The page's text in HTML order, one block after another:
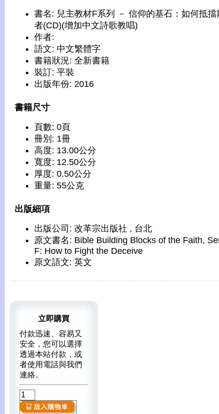
書名: 兒主教材F系列 － 信仰的基石：如何抵擋
者(CD)(增加中文詩歌教唱)
作者:
語文: 中文繁體字
書籍狀況: 全新書籍
裝訂: 平裝
出版年份: 2016
書籍尺寸
頁數: 0頁
冊別: 1冊
高度: 13.00公分
寬度: 12.50公分
厚度: 0.50公分
重量: 55公克
出版細項
出版公司: 改革宗出版社 , 台北
原文書名: Bible Building Blocks of the Faith,
F: How to Fight the Deceive
原文語文: 英文
立即購買
付款迅速、容易又
安全，您可以選擇
透過本站付款，或
者使用電話與我們
連絡。